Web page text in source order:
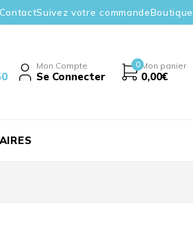
ContactSuivez votre commandeBoutique
Mon Compte
Se Connecter
0 Mon panier
0,00€